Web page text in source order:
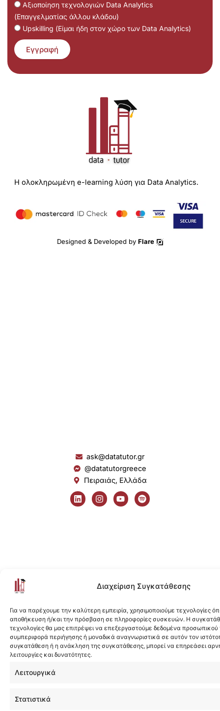
Διαχείριση Συγκατάθεσης
Για να παρέχουμε την καλύτερη εμπειρία, χρησιμοποιούμε τεχνολογίες
αποθήκευση ή/και την πρόσβαση σε πληροφορίες συσκευών. Η
τεχνολογίες θα μας επιτρέψει να επεξεργαστούμε δεδομένα
συμπεριφορά περιήγησης ή μοναδικά αναγνωριστικά σε αυτόν τον
συγκατάθεση ή η ανάκληση της συγκατάθεσης, μπορεί να επηρεάσει
λειτουργίες και δυνατότητες.
Λειτουργικά
Στατιστικά
Αξιοποίηση τεχνολογιών Data Analytics
(Επαγγελματίας άλλου κλάδου)
Upskilling (Είμαι ήδη στον χώρο των Data Analytics)
Εγγραφή
Η ολοκληρωμένη e-learning λύση για Data Analytics.
Designed & Developed by Flare
ask@datatutor.gr
@datatutorgreece
Πειραιάς, Ελλάδα
L
i
n
I
n
s
Y
o
u
S
p
o